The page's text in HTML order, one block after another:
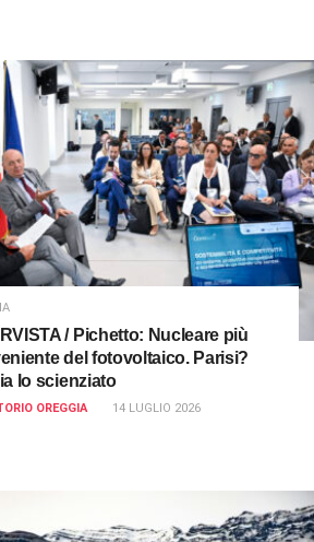
/ Pichetto: Nucleare più
del fotovoltaico. Parisi?
lo scienziato
OREGGIA 14 LUGLIO 2026